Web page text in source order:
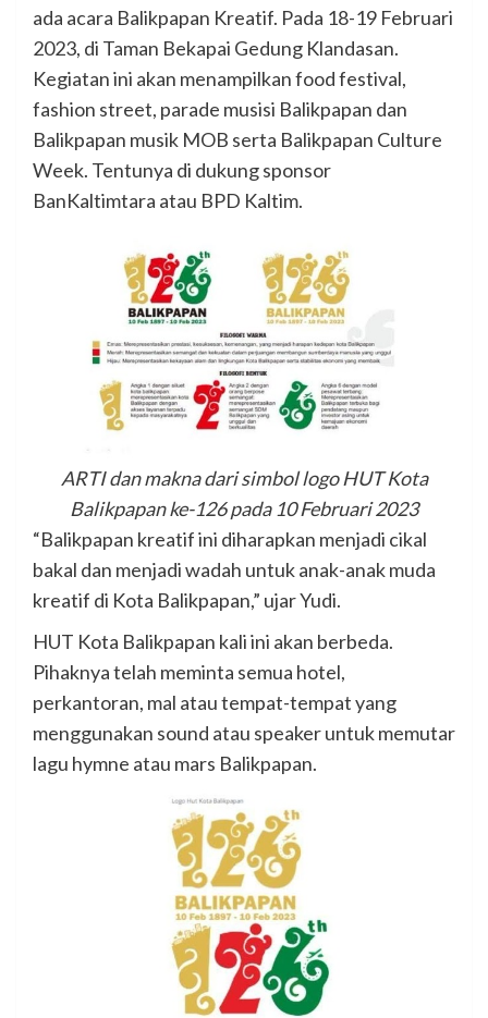
ada acara Balikpapan Kreatif. Pada 18-19 Februari
2023, di Taman Bekapai Gedung Klandasan.
Kegiatan ini akan menampilkan food festival,
fashion street, parade musisi Balikpapan dan
Balikpapan musik MOB serta Balikpapan Culture
Week. Tentunya di dukung sponsor
BanKaltimtara atau BPD Kaltim.
ARTI dan makna dari simbol logo HUT Kota
Balikpapan ke-126 pada 10 Februari 2023
“Balikpapan kreatif ini diharapkan menjadi cikal
bakal dan menjadi wadah untuk anak-anak muda
kreatif di Kota Balikpapan,” ujar Yudi.
HUT Kota Balikpapan kali ini akan berbeda.
Pihaknya telah meminta semua hotel,
perkantoran, mal atau tempat-tempat yang
menggunakan sound atau speaker untuk memutar
lagu hymne atau mars Balikpapan.